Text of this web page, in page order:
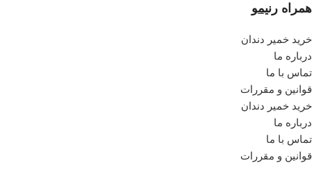
همراه رنیمو
خرید خمیر دندان
درباره ما
تماس با ما
قوانین و مقررات
خرید خمیر دندان
درباره ما
تماس با ما
قوانین و مقررات